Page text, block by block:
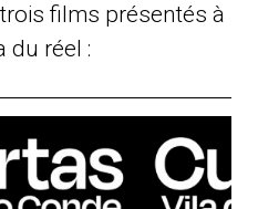
films présentés à
du réel :